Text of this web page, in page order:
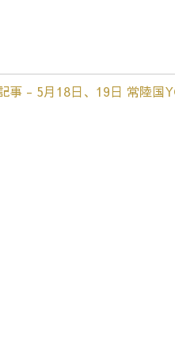
事 - 5月18日、19日 常陸国